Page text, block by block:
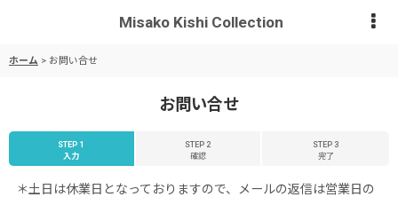
Misako Kishi Collection
ホーム > お問い合せ
お問い合せ
STEP 1
入力
STEP 2
確認
STEP 3
完了
＊土日は休業日となっておりますので、メールの返信は営業日の